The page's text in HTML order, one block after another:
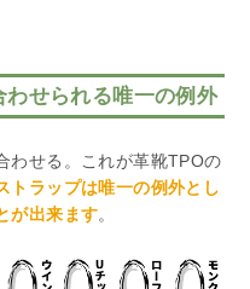
せられる唯一の例外
わせる。これが革靴TPOの
トラップは唯一の例外とし
が出来ます。